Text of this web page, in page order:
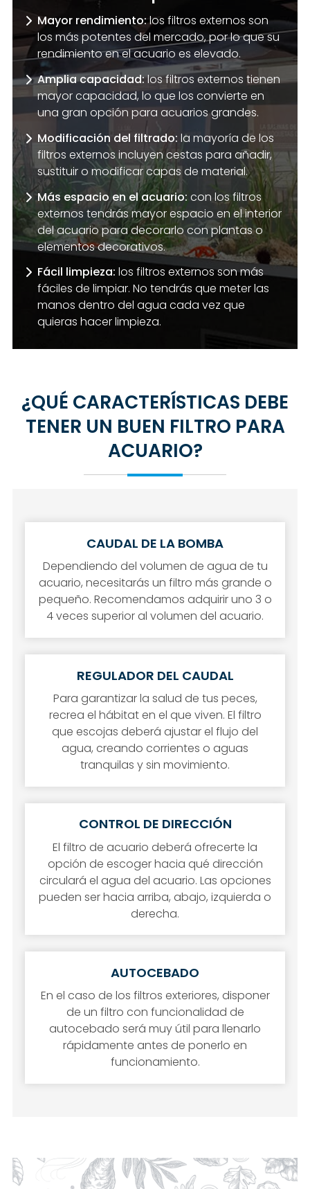
Mayor rendimiento:los filtros externos son
los más potentes del mercado, por lo que su
rendimiento en el acuario es elevado.
Amplia capacidad:los filtros externos tienen
mayor capacidad, lo que los convierte en
una gran opción para acuarios grandes.
Modificación del filtrado: la mayoría de los
filtros externos incluyen cestas para añadir,
sustituir o modificar capas de material.
Más espacio en el acuario: con los filtros
externos tendrás mayor espacio en el interior
del acuario para decorarlo con plantas o
elementos decorativos.
Fácil limpieza: los filtros externos son más
fáciles de limpiar. No tendrás que meter las
manos dentro del agua cada vez que
quieras hacer limpieza.
¿QUÉ CARACTERÍSTICAS DEBE
TENER UN BUEN FILTRO PARA
ACUARIO?
CAUDAL DE LA BOMBA
Dependiendo del volumen de agua de tu
acuario, necesitarás un filtro más grande o
pequeño. Recomendamos adquirir uno 3 o
4 veces superior al volumen del acuario.
REGULADOR DEL CAUDAL
Para garantizar la salud de tus peces,
recrea el hábitat en el que viven. El filtro
que escojas deberá ajustar el flujo del
agua, creando corrientes o aguas
tranquilas y sin movimiento.
CONTROL DE DIRECCIÓN
El filtro de acuario deberá ofrecerte la
opción de escoger hacia qué dirección
circulará el agua del acuario. Las opciones
pueden ser hacia arriba, abajo, izquierda o
derecha.
AUTOCEBADO
En el caso de los filtros exteriores, disponer
de un filtro con funcionalidad de
autocebado será muy útil para llenarlo
rápidamente antes de ponerlo en
funcionamiento.